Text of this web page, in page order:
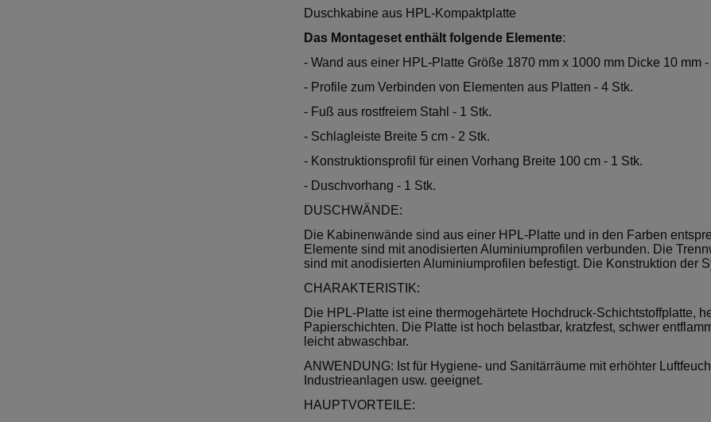
Duschkabine aus HPL-Kompaktplatte
Das Montageset enthält folgende Elemente:
- Wand aus einer HPL-Platte Größe 1870 mm x 1000 mm Dicke 10 mm -
- Profile zum Verbinden von Elementen aus Platten - 4 Stk.
- Fuß aus rostfreiem Stahl - 1 Stk.
- Schlagleiste Breite 5 cm - 2 Stk.
- Konstruktionsprofil für einen Vorhang Breite 100 cm - 1 Stk.
- Duschvorhang - 1 Stk.
DUSCHWÄNDE:
Die Kabinenwände sind aus einer HPL-Platte und in den Farben
Elemente sind mit anodisierten Aluminiumprofilen verbunden. Die
sind mit anodisierten Aluminiumprofilen befestigt. Die Konstruktion der
CHARAKTERISTIK:
Die HPL-Platte ist eine thermogehärtete Hochdruck-Schichtstoffplatte,
Papierschichten. Die Platte ist hoch belastbar, kratzfest, schwer
leicht abwaschbar.
ANWENDUNG: Ist für Hygiene- und Sanitärräume mit erhöhter
Industrieanlagen usw. geeignet.
HAUPTVORTEILE: